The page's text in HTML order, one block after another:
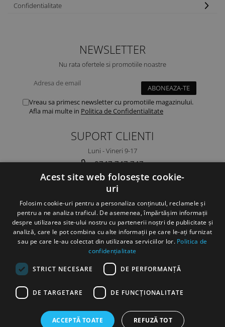
Confidentialitate
NEWSLETTER
Nu rata ofertele si promotiile noastre
Vreau sa primesc newsletter cu promotiile magazinului.
Afla mai multe in Politica de Confidentialitate
SUPORT CLIENTI
Luni - Vineri 9-17
0747 747 747
ambalaje@ambalaje24h.ro
MAGAZINUL MEU
CLIENTI
DATE COMERCIALE
©Copyright SC DC Folie SRL 2022
Acest site web folosește cookie-
uri
Folosim cookie-uri pentru a personaliza conținutul, reclamele și
pentru a ne analiza traficul. De asemenea, împărtășim informații
despre utilizarea site-ului nostru cu partenerii noștri de publicitate și
analiză, care le pot combina cu alte informații pe care le-ați furnizat
sau pe care le-au colectat din utilizarea serviciilor lor. Politica de
confidențialitate
STRICT NECESARE DE PERFORMANȚĂ
DE TARGETARE DE FUNCŢIONALITATE
ACCEPTĂ TOATE REFUZĂ TOT